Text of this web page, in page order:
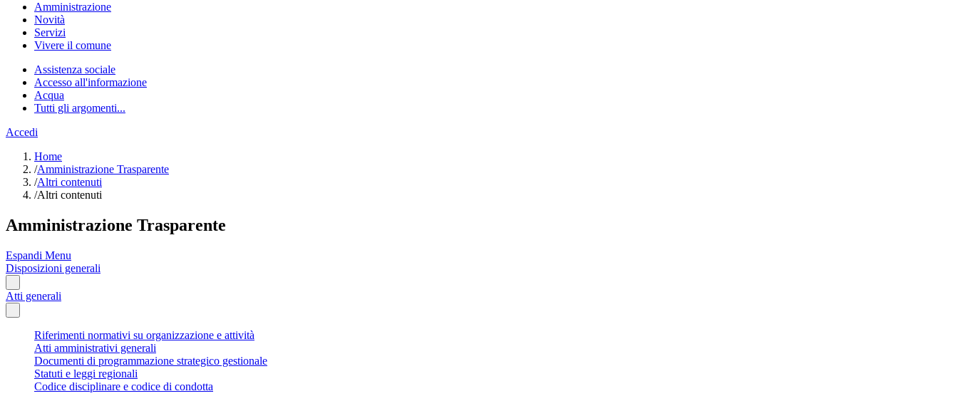
Amministrazione
Novità
Servizi
Vivere il comune
Assistenza sociale
Accesso all'informazione
Acqua
Tutti gli argomenti...
Accedi
Home
/Amministrazione Trasparente
/Altri contenuti
/Altri contenuti
Amministrazione Trasparente
Espandi Menu
Disposizioni generali
Atti generali
Riferimenti normativi su organizzazione e attività
Atti amministrativi generali
Documenti di programmazione strategico gestionale
Statuti e leggi regionali
Codice disciplinare e codice di condotta